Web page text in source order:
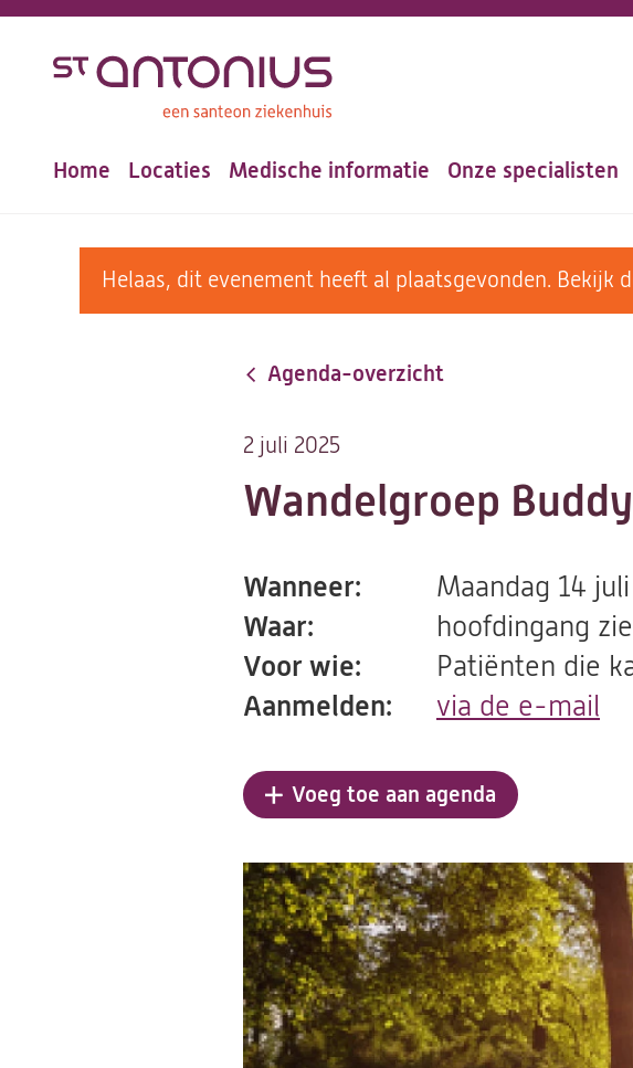
inhoud
Hoofdnavigatie
Home Locaties Medische informatie Onze specialisten
warning
Helaas, dit evenement heeft al plaatsgevonden. Bekijk
Agenda-overzicht
2 juli 2025
Wandelgroep
Wanneer: Maandag 14
Waar: hoofdingang
Voor wie: Patiënten die
Aanmelden: via de e-mail
Voeg toe aan agenda